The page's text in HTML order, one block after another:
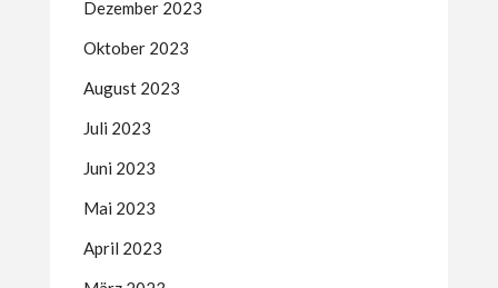
Dezember 2023
Oktober 2023
August 2023
Juli 2023
Juni 2023
Mai 2023
April 2023